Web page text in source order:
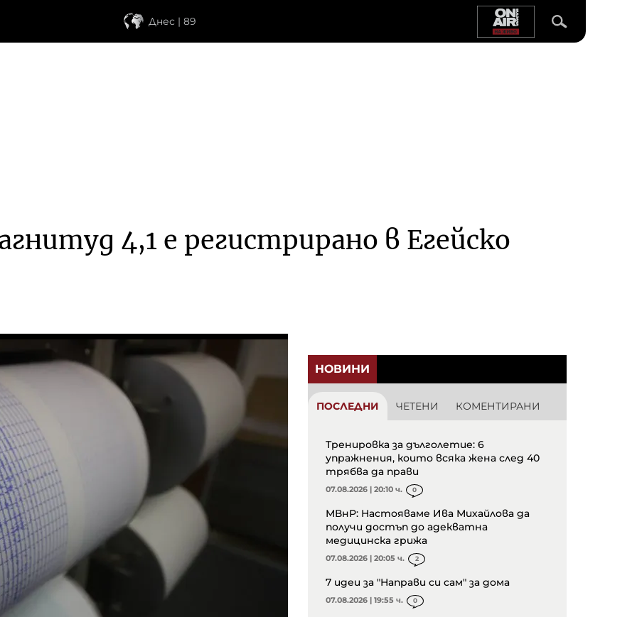
Днес | 89
4,1 е регистрирано в Егейско
НОВИНИ
ПОСЛЕДНИ ЧЕТЕНИ КОМЕНТИРАНИ
Тренировка за дълголетие: 6
упражнения, които всяка жена след 40
трябва да прави
07.08.2026 | 20:10 ч. 0
МВнР: Настояваме Ива Михайлова да
получи достъп до адекватна
медицинска грижа
07.08.2026 | 20:05 ч. 2
7 идеи за "Направи си сам" за дома
07.08.2026 | 19:55 ч. 0